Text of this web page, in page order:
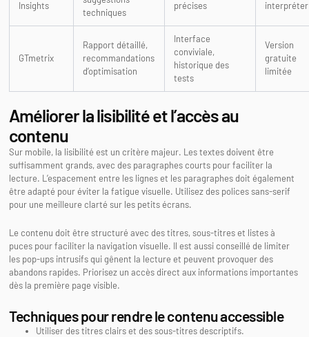
Insights
techniques
précises
interpréter
GTmetrix
Rapport détaillé,
recommandations
d’optimisation
Interface
conviviale,
historique des
tests
Version
gratuite
limitée
Améliorer la lisibilité et l’accès au
contenu
Sur mobile, la lisibilité est un critère majeur. Les textes doivent être
suffisamment grands, avec des paragraphes courts pour faciliter la
lecture. L’espacement entre les lignes et les paragraphes doit également
être adapté pour éviter la fatigue visuelle. Utilisez des polices sans-serif
pour une meilleure clarté sur les petits écrans.
Le contenu doit être structuré avec des titres, sous-titres et listes à
puces pour faciliter la navigation visuelle. Il est aussi conseillé de limiter
les pop-ups intrusifs qui gênent la lecture et peuvent provoquer des
abandons rapides. Priorisez un accès direct aux informations importantes
dès la première page visible.
Techniques pour rendre le contenu accessible
Utiliser des titres clairs et des sous-titres descriptifs.